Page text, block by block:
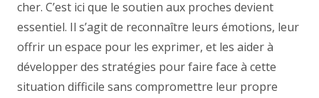
cher. C’est ici que le soutien aux proches devient
essentiel. Il s’agit de reconnaître leurs émotions, leur
offrir un espace pour les exprimer, et les aider à
développer des stratégies pour faire face à cette
situation difficile sans compromettre leur propre